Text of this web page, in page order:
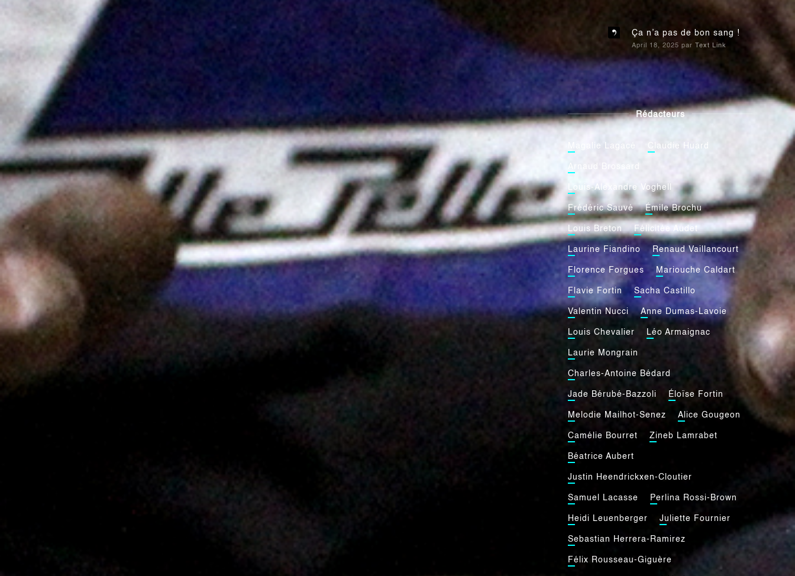
Ça n’a pas de bon sang !
April 18, 2025 par Text Link
Rédacteurs
Magalie Lagacé Claudie Huard
Arnaud Brossard
Louis-Alexandre Voghell
Frédéric Sauvé Émile Brochu
Louis Breton Félicitée Audet
Laurine Fiandino Renaud Vaillancourt
Florence Forgues Mariouche Caldart
Flavie Fortin Sacha Castillo
Valentin Nucci Anne Dumas-Lavoie
Louis Chevalier Léo Armaignac
Laurie Mongrain
Charles-Antoine Bédard
Jade Bérubé-Bazzoli Éloïse Fortin
Melodie Mailhot-Senez Alice Gougeon
Camélie Bourret Zineb Lamrabet
Béatrice Aubert
Justin Heendrickxen-Cloutier
Samuel Lacasse Perlina Rossi-Brown
Heidi Leuenberger Juliette Fournier
Sebastian Herrera-Ramirez
Félix Rousseau-Giguère